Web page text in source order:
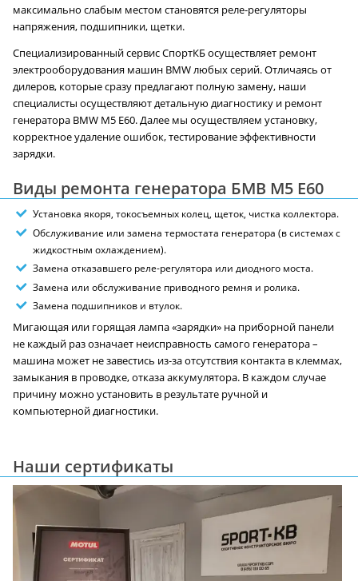
максимально слабым местом становятся реле-регуляторы
напряжения, подшипники, щетки.
Специализированный сервис СпортКБ осуществляет ремонт
электрооборудования машин BMW любых серий. Отличаясь от
дилеров, которые сразу предлагают полную замену, наши
специалисты осуществляют детальную диагностику и ремонт
генератора BMW M5 E60. Далее мы осуществляем установку,
корректное удаление ошибок, тестирование эффективности
зарядки.
Виды ремонта генератора БМВ M5 E60
Установка якоря, токосъемных колец, щеток, чистка коллектора.
Обслуживание или замена термостата генератора (в системах с
жидкостным охлаждением).
Замена отказавшего реле-регулятора или диодного моста.
Замена или обслуживание приводного ремня и ролика.
Замена подшипников и втулок.
Мигающая или горящая лампа «зарядки» на приборной панели
не каждый раз означает неисправность самого генератора –
машина может не завестись из-за отсутствия контакта в клеммах,
замыкания в проводке, отказа аккумулятора. В каждом случае
причину можно установить в результате ручной и
компьютерной диагностики.
Наши сертификаты